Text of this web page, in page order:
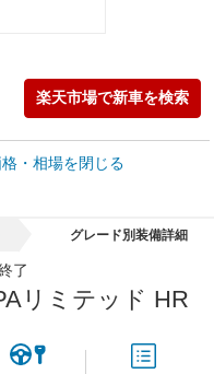
楽天市場で新車を検索
車買取相場
・相場を閉じる
グレード別装備詳細
了
リミテッド HR